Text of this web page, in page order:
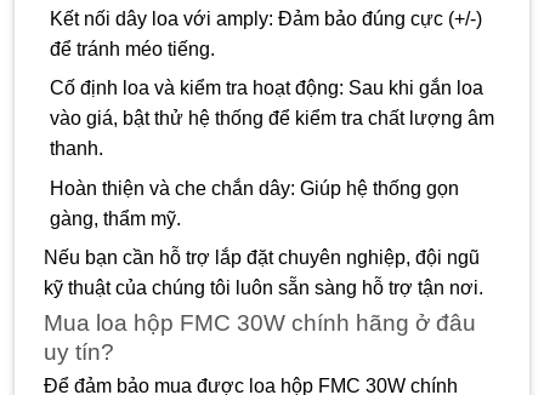
Kết nối dây loa với amply: Đảm bảo đúng cực (+/-)
để tránh méo tiếng.
Cố định loa và kiểm tra hoạt động: Sau khi gắn loa
vào giá, bật thử hệ thống để kiểm tra chất lượng âm
thanh.
Hoàn thiện và che chắn dây: Giúp hệ thống gọn
gàng, thẩm mỹ.
Nếu bạn cần hỗ trợ lắp đặt chuyên nghiệp, đội ngũ
kỹ thuật của chúng tôi luôn sẵn sàng hỗ trợ tận nơi.
Mua loa hộp FMC 30W chính hãng ở đâu
uy tín?
Để đảm bảo mua được loa hộp FMC 30W chính